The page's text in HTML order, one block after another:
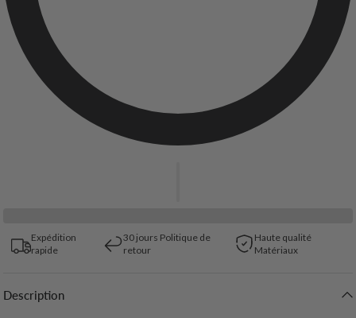
Expédition
rapide
30 jours Politique de
retour
Haute qualité
Matériaux
Description